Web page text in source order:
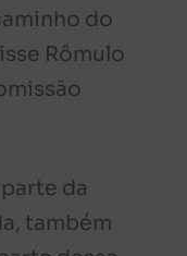
do
Rômulo
da
também